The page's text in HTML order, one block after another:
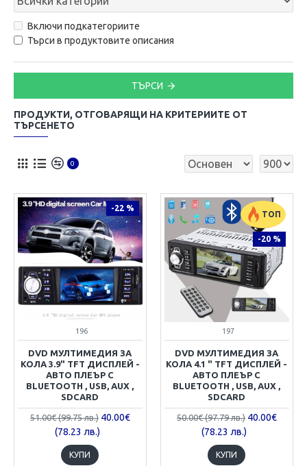
Включи подкатегориите
Търси в продуктовите описания
ТЪРСИ
ПРОДУКТИ, ОТГОВАРЯЩИ НА КРИТЕРИИТЕ ОТ
ТЪРСЕНЕТО
0
-22 %
196
DVD МУЛТИМЕДИЯ ЗА
КОЛА 3.9" TFT ДИСПЛЕЙ -
АВТО ПЛЕЪР С
BLUETOOTH , USB, AUX ,
SDCARD
51.00€ (99.75 лв.) 40.00€
(78.23 лв.)
КУПИ
ТОП
-20 %
197
DVD МУЛТИМЕДИЯ ЗА
КОЛА 4.1 " TFT ДИСПЛЕЙ -
АВТО ПЛЕЪР С
BLUETOOTH , USB, AUX ,
SDCARD
50.00€ (97.79 лв.) 40.00€
(78.23 лв.)
КУПИ